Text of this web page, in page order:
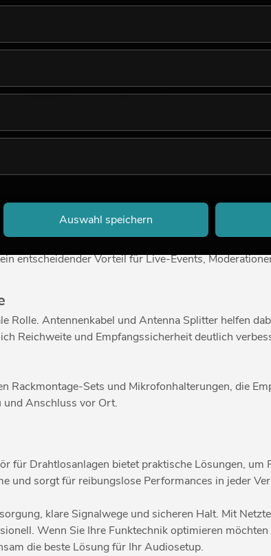
Stabilität für jede Funkstrecke
mehr als nur Sender und Empfänger. Erst mit
für Gewerbekunden finden Sie hochwertiges
Mikrofonhalterungen und Rackmontage-Sets.
Netzteile und Ladestationen gewährleisten
wo viele Systeme parallel laufen,
entscheidender Vorteil für Live-Events,
Rolle. Antennenkabel und Antenna Splitter helfen
Reichweite und Empfangssicherheit deutlich
Rackmontage-Sets und Mikrofonhalterungen, die
und Anschluss vor Ort.
für Drahtlosanlagen bietet praktische Lösungen,
und sorgt für reibungslose Performances in jeder
klare Signalwege und sicheren Halt. Mit
Wenn Sie Ihre Funktechnik optimieren
die beste Lösung für Ihr Audiosetup.
Auswahl speichern